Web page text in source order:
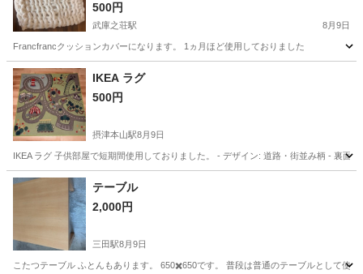
500円
武庫之荘駅 8月9日
Francfrancクッションカバーになります。 1ヵ月ほど使用しておりました
兵庫 尼崎市 武庫之荘駅
IKEA ラグ
500円
摂津本山駅8月9日
IKEA ラグ 子供部屋で短期間使用しておりました。 - デザイン: 道路・街並み柄 - 裏面
兵庫 神戸市 摂津本山駅
テーブル
2,000円
三田駅8月9日
こたつテーブル ふとんもあります。 650✖️650です。 普段は普通のテーブルとして使